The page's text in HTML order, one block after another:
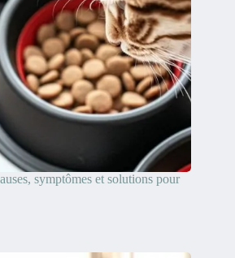
symptômes et solutions pour